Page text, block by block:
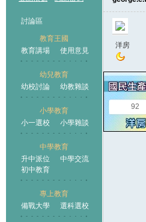
討論區
教育王國
教育講場
使用意見
幼兒教育
幼校討論
幼教雜談
小學教育
小一選校
小學雜談
中學教育
升中派位
中學交流
初中教育
專上教育
備戰大學
選科選校
王國
洋房
92